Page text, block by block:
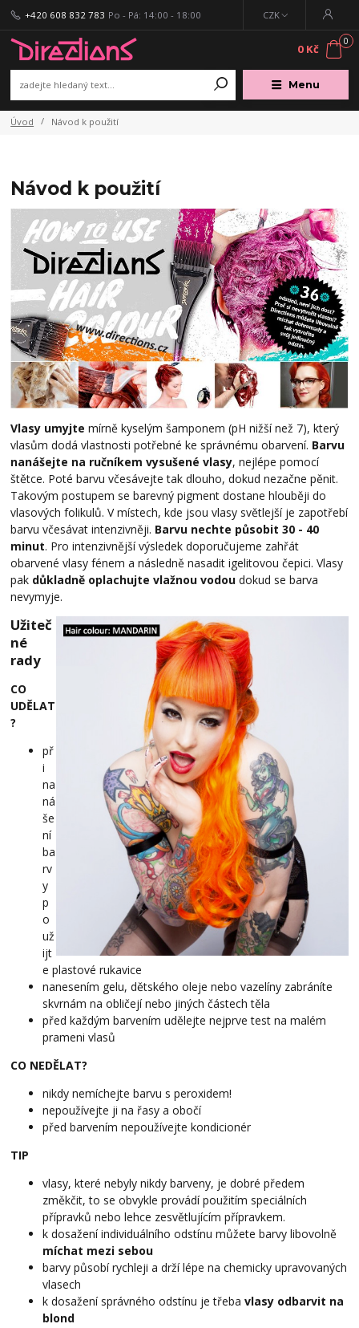
Menu
CZK
+420 608 832 783 Po - Pá: 14:00 - 18:00
0
0 Kč
Úvod Návod k použití
Návod k použití
Vlasy umyjte mírně kyselým šamponem (pH nižší než 7), který
vlasům dodá vlastnosti potřebné ke správnému obarvení. Barvu
nanášejte na ručníkem vysušené vlasy, nejlépe pomocí
štětce. Poté barvu včesávejte tak dlouho, dokud nezačne pěnit.
Takovým postupem se barevný pigment dostane hlouběji do
vlasových folikulů. V místech, kde jsou vlasy světlejší je zapotřebí
barvu včesávat intenzivněji. Barvu nechte působit 30 - 40
minut. Pro intenzivnější výsledek doporučujeme zahřát
obarvené vlasy fénem a následně nasadit igelitovou čepici. Vlasy
pak důkladně oplachujte vlažnou vodou dokud se barva
nevymyje.
Užiteč
né
rady
CO
UDĚLAT
?
př
i
na
ná
še
ní
ba
rv
y
p
o
už
ijt
e plastové rukavice
nanesením gelu, dětského oleje nebo vazelíny zabráníte
skvrnám na obličejí nebo jiných částech těla
před každým barvením udělejte nejprve test na malém
prameni vlasů
CO NEDĚLAT?
nikdy nemíchejte barvu s peroxidem!
nepoužívejte ji na řasy a obočí
před barvením nepoužívejte kondicionér
TIP
vlasy, které nebyly nikdy barveny, je dobré předem
změkčit, to se obvykle provádí použitím speciálních
přípravků nebo lehce zesvětlujícím přípravkem.
k dosažení individuálního odstínu můžete barvy libovolně
míchat mezi sebou
barvy působí rychleji a drží lépe na chemicky upravovaných
vlasech
k dosažení správného odstínu je třebavlasy odbarvit na
blond